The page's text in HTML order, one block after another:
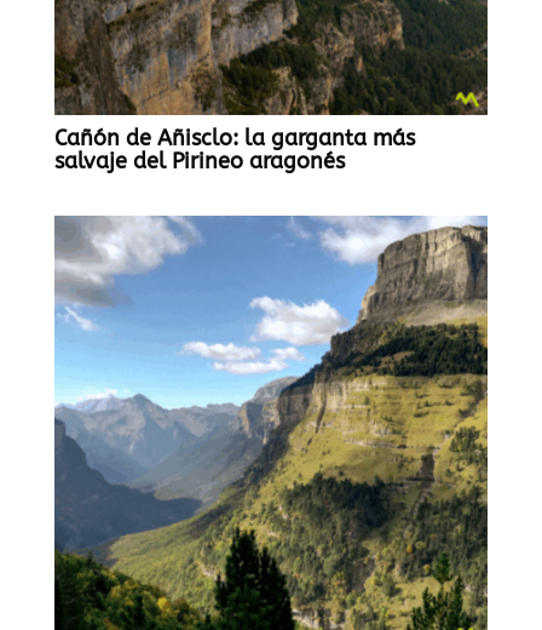
Cañón de Añisclo: la garganta más
salvaje del Pirineo aragonés